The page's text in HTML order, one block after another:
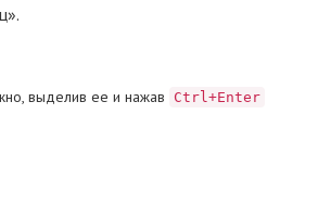
выделив ее и нажав Ctrl+Enter